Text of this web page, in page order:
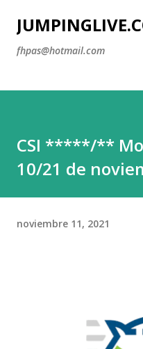
Ir al
fhpas@hotmail.com
CSI *****/**
10/21 de
noviembre 11, 2021